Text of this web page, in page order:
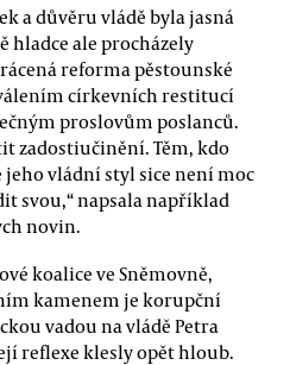
a důvěru vládě byla jasná
hladce ale procházely
reforma pěstounské
církevních restitucí
proslovům poslanců.
zadostiučinění. Těm, kdo
jeho vládní styl sice není moc
svou,“ napsala například
novin.
koalice ve Sněmovně,
kamenem je korupční
vadou na vládě Petra
reflexe klesly opět hloub.